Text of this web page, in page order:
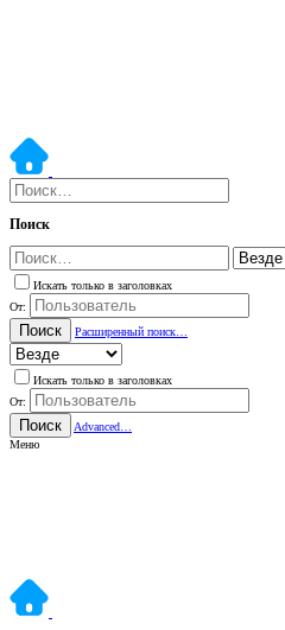
Поиск
Искать только в заголовках
От:
Поиск Расширенный поиск…
Искать только в заголовках
От:
Поиск
Advanced…
Меню